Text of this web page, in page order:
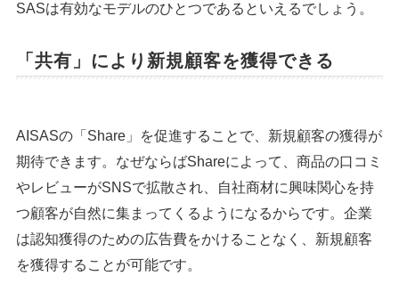
SASは有効なモデルのひとつであるといえるでしょう。
「共有」により新規顧客を獲得できる
AISASの「Share」を促進することで、新規顧客の獲得が
期待できます。なぜならばShareによって、商品の口コミ
やレビューがSNSで拡散され、自社商材に興味関心を持
つ顧客が自然に集まってくるようになるからです。企業
は認知獲得のための広告費をかけることなく、新規顧客
を獲得することが可能です。